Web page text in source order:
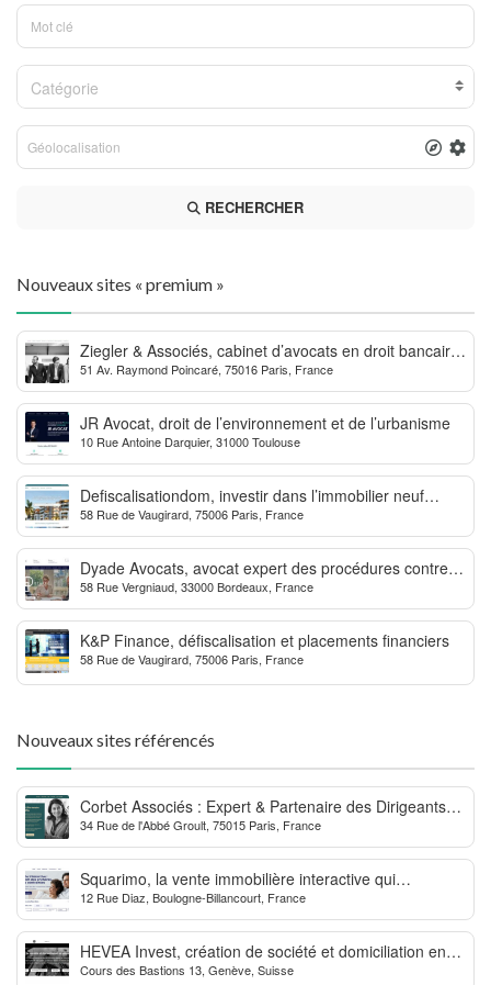
Catégorie
RECHERCHER
Nouveaux sites « premium »
Ziegler & Associés, cabinet d’avocats en droit bancaire,
cryptomonnaie et escroqueries financières
51 Av. Raymond Poincaré, 75016 Paris, France
JR Avocat, droit de l’environnement et de l’urbanisme
10 Rue Antoine Darquier, 31000 Toulouse
Defiscalisationdom, investir dans l’immobilier neuf
Outre-mer
58 Rue de Vaugirard, 75006 Paris, France
Dyade Avocats, avocat expert des procédures contre la
MDPH
58 Rue Vergniaud, 33000 Bordeaux, France
K&P Finance, défiscalisation et placements financiers
58 Rue de Vaugirard, 75006 Paris, France
Nouveaux sites référencés
Corbet Associés : Expert & Partenaire des Dirigeants
d’Entreprise
34 Rue de l'Abbé Groult, 75015 Paris, France
Squarimo, la vente immobilière interactive qui
dynamise les transactions
12 Rue Diaz, Boulogne-Billancourt, France
HEVEA Invest, création de société et domiciliation en
Suisse
Cours des Bastions 13, Genève, Suisse